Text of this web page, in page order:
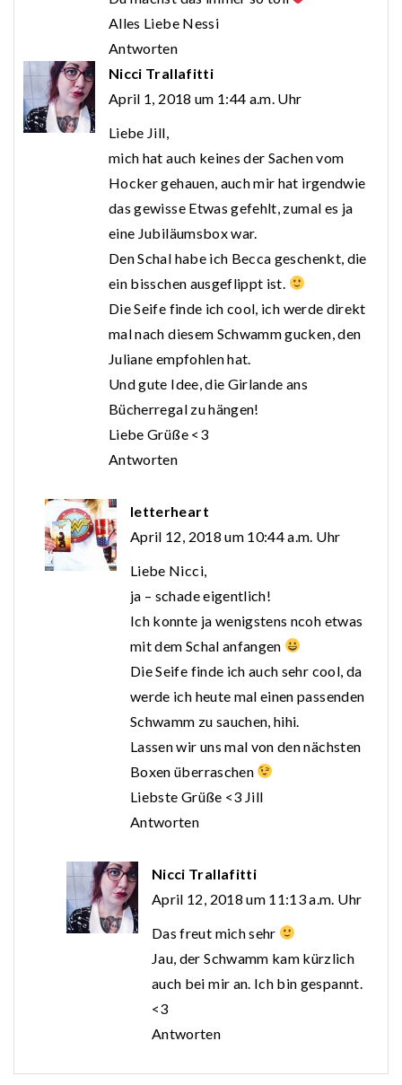
Alles Liebe Nessi
Antworten
Nicci Trallafitti
April 1, 2018 um 1:44 a.m. Uhr
Liebe Jill,
mich hat auch keines der Sachen vom
Hocker gehauen, auch mir hat irgendwie
das gewisse Etwas gefehlt, zumal es ja
eine Jubiläumsbox war.
Den Schal habe ich Becca geschenkt, die
ein bisschen ausgeflippt ist.
Die Seife finde ich cool, ich werde direkt
mal nach diesem Schwamm gucken, den
Juliane empfohlen hat.
Und gute Idee, die Girlande ans
Bücherregal zu hängen!
Liebe Grüße <3
Antworten
letterheart
April 12, 2018 um 10:44 a.m. Uhr
Liebe Nicci,
ja – schade eigentlich!
Ich konnte ja wenigstens ncoh etwas
mit dem Schal anfangen
Die Seife finde ich auch sehr cool, da
werde ich heute mal einen passenden
Schwamm zu sauchen, hihi.
Lassen wir uns mal von den nächsten
Boxen überraschen
Liebste Grüße <3 Jill
Antworten
Nicci Trallafitti
April 12, 2018 um 11:13 a.m. Uhr
Das freut mich sehr
Jau, der Schwamm kam kürzlich
auch bei mir an. Ich bin gespannt.
<3
Antworten